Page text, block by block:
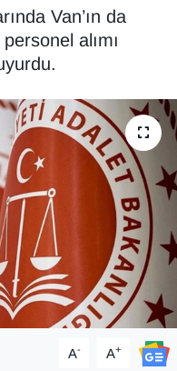
Van’ın da
alımı
A- A+